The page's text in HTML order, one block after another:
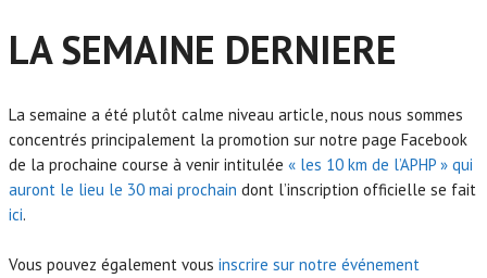
LA SEMAINE DERNIERE
La semaine a été plutôt calme niveau article, nous nous sommes
concentrés principalement la promotion sur notre page Facebook
de la prochaine course à venir intitulée « les 10 km de l’APHP » qui
auront le lieu le 30 mai prochain dont l’inscription officielle se fait
ici.
Vous pouvez également vous inscrire sur notre événement